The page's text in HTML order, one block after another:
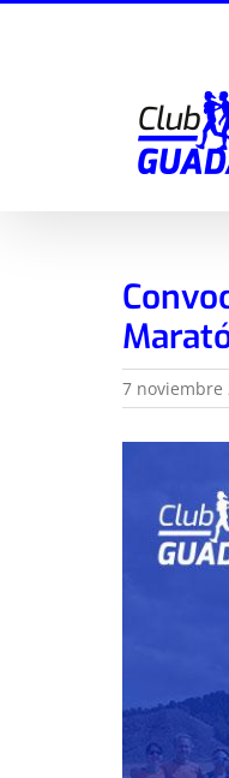
7 noviembre
más
grande